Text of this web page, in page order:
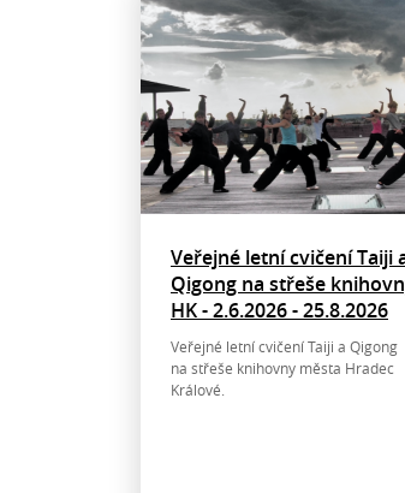
Veřejné letní cvičení Taiji
Qigong na střeše
HK - 2.6.2026 - 25.8.2026
Veřejné letní cvičení Taiji a Qigong
na střeše knihovny města Hradec
Králové.